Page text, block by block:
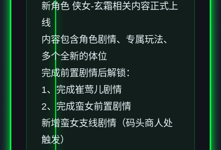
新角色 侠女-玄霜相关内容正式上
线
内容包含角色剧情、专属玩法、
多个全新的体位
完成前置剧情后解锁：
1、完成崔莺儿剧情
2、完成蛮女前置剧情
新增蛮女支线剧情（码头商人处
触发）